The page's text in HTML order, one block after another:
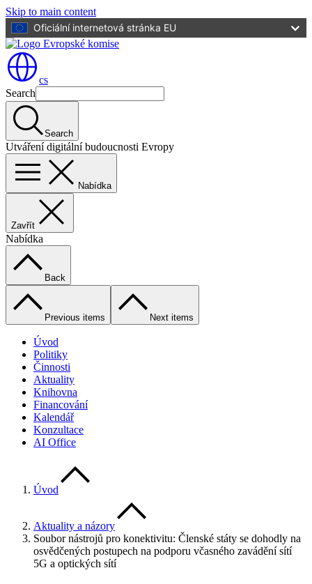
Skip to main content
Oficiální internetová stránka EU
cs
Search
Search
Utváření digitální budoucnosti Evropy
Nabídka
Zavřít
Nabídka
Back
Previous items Next items
Úvod
Politiky
Činnosti
Aktuality
Knihovna
Financování
Kalendář
Konzultace
AI Office
Úvod
Aktuality a názory
Soubor nástrojů pro konektivitu: Členské státy se dohodly na
osvědčených postupech na podporu včasného zavádění sítí
5G a optických sítí